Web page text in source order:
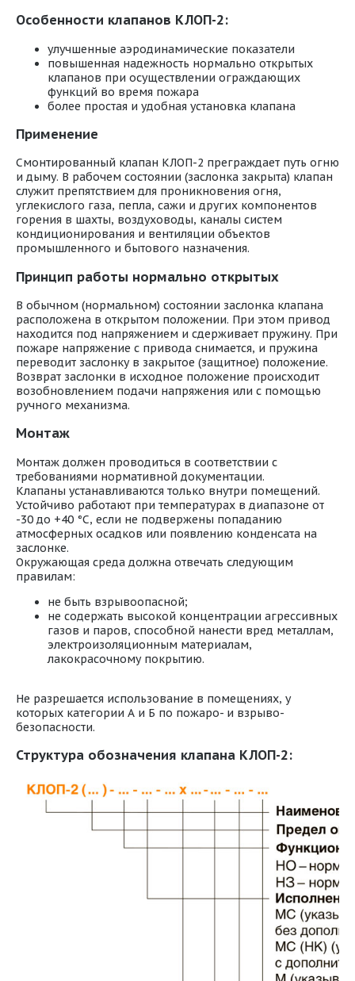
Особенности клапанов КЛОП-2:
улучшенные аэродинамические показатели
повышенная надежность нормально открытых
клапанов при осуществлении ограждающих
функций во время пожара
более простая и удобная установка клапана
Применение
Смонтированный клапан КЛОП-2 преграждает путь огню
и дыму. В рабочем состоянии (заслонка закрыта) клапан
служит препятствием для проникновения огня,
углекислого газа, пепла, сажи и других компонентов
горения в шахты, воздуховоды, каналы систем
кондиционирования и вентиляции объектов
промышленного и бытового назначения.
Принцип работы нормально открытых
В обычном (нормальном) состоянии заслонка клапана
расположена в открытом положении. При этом привод
находится под напряжением и сдерживает пружину. При
пожаре напряжение с привода снимается, и пружина
переводит заслонку в закрытое (защитное) положение.
Возврат заслонки в исходное положение происходит
возобновлением подачи напряжения или с помощью
ручного механизма.
Монтаж
Монтаж должен проводиться в соответствии с
требованиями нормативной документации.
Клапаны устанавливаются только внутри помещений.
Устойчиво работают при температурах в диапазоне от
-30 до +40 °С, если не подвержены попаданию
атмосферных осадков или появлению конденсата на
заслонке.
Окружающая среда должна отвечать следующим
правилам:
не быть взрывоопасной;
не содержать высокой концентрации агрессивных
газов и паров, способной нанести вред металлам,
электроизоляционным материалам,
лакокрасочному покрытию.
Не разрешается использование в помещениях, у
которых категории А и Б по пожаро- и взрыво-
безопасности.
Структура обозначения клапана КЛОП-2: